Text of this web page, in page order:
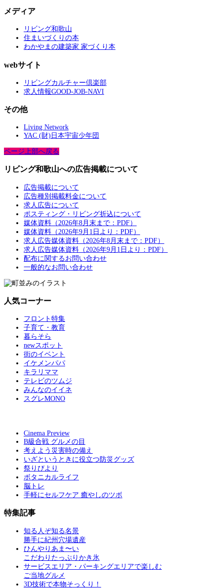
メディア
リビング和歌山
住まいづくりの本
わかやまの建築家 家づくり本
webサイト
リビングカルチャー倶楽部
求人情報GOOD-JOB-NAVI
その他
Living Network
YAC (財)日本宇宙少年団
ページ上部へ戻る
リビング和歌山への広告掲載について
広告掲載について
広告種別掲載料金について
求人広告について
ポスティング・リビング折込について
媒体資料（2026年8月末まで：PDF）
媒体資料（2026年9月1日より：PDF）
求人広告媒体資料（2026年8月末まで：PDF）
求人広告媒体資料（2026年9月1日より：PDF）
配布に関するお問い合わせ
一般的なお問い合わせ
人気コーナー
フロント特集
子育て・教育
暮らそら
newスポット
街のイベント
イケメンパパ
キラリママ
テレビのツムジ
みんなのイイネ
スグレMONO
Cinema Preview
B級合戦 グルメの目
考えよう災害時の備え
いざというときに役立つ防災グッズ
祭りびより
ボタニカルライフ
脳トレ
手軽にセルフケア 癒やしのツボ
特集記事
知る人ぞ知る名景
勝手に紀州穴場遺産
ひんやりあま〜い
こだわりたっぷりかき氷
サービスエリア・パーキングエリアで楽しむ
ご当地グルメ
3D技術で本物そっくり！